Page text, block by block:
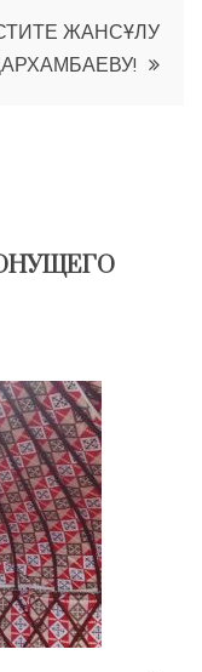
ЖАНСҰЛУ